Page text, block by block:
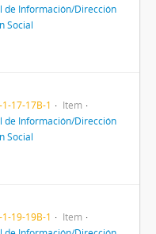
de Información/Dirección
Social
17-17B-1
Item
de Información/Dirección
Social
19-19B-1
Item